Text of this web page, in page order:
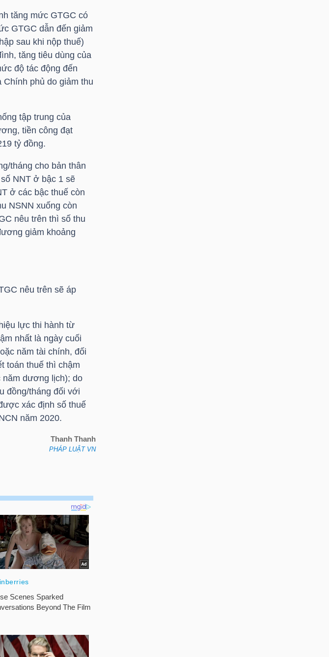
tăng mức GTGC có
GTGC dẫn đến giảm
sau khi nộp thuế)
tăng tiêu dùng của
độ tác động đến
phủ do giảm thu
tập trung của
tiền công đạt
tỷ đồng.
tháng cho bản thân
NNTở bậc 1 sẽ
ở các bậc thuế còn
NSNN xuống còn
nêu trên thì số thu
giảm khoảng
nêu trên sẽ áp
lực thi hành từ
nhất là ngày cuối
năm tài chính, đối
toán thuế thì chậm
năm dương lịch); do
đồng/tháng đối với
xác định số thuế
năm 2020.
Thanh Thanh
PHÁP LUẬT VN